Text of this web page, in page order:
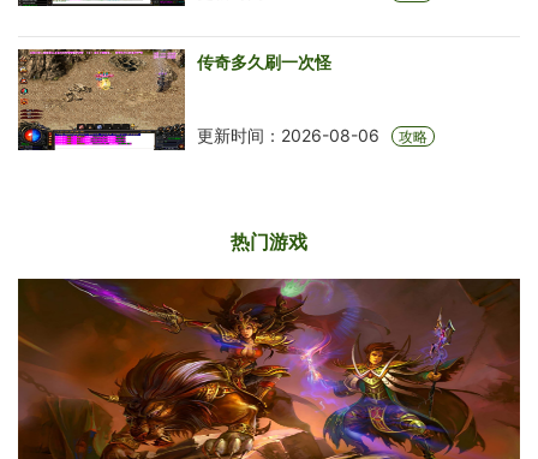
传奇多久刷一次怪
更新时间：2026-08-06 攻略
热门游戏